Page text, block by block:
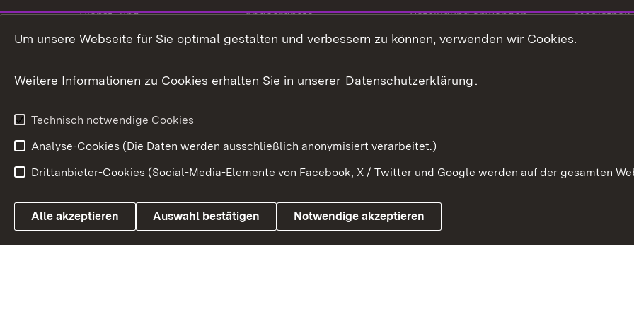
Dienst- und
Versorgungsbezüge
Weitere
Abgeordnete
Bürgerbeauftragte
Beteiligung anwenden
Beteiligung stärken
Mediathek
Link zum Landesportal
Impressum Kontakt
Um unsere Webseite für Sie optimal gestalten und verbessern zu können, verwenden wir Cookies.
Weitere Informationen zu Cookies erhalten Sie in unserer Datenschutzerklärung.
Technisch notwendige Cookies
Analyse-Cookies (Die Daten werden ausschließlich anonymisiert verarbeitet.)
Drittanbieter-Cookies (Social-Media-Elemente von Facebook, X / Twitter und Google werden auf der gesamten
Alle akzeptieren Auswahl bestätigen Notwendige akzeptieren